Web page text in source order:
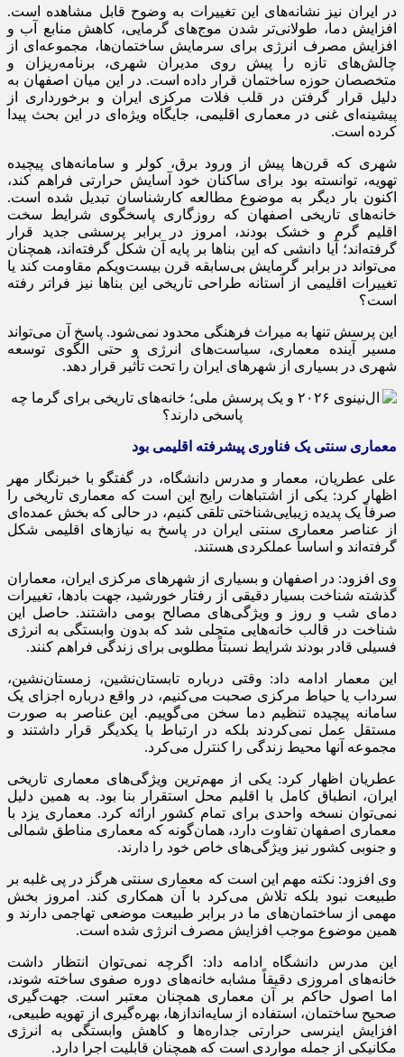
در ایران نیز نشانه‌های این تغییرات به وضوح قابل مشاهده است.
افزایش دما، طولانی‌تر شدن موج‌های گرمایی، کاهش منابع آب و
افزایش مصرف انرژی برای سرمایش ساختمان‌ها، مجموعه‌ای از
چالش‌های تازه را پیش روی مدیران شهری، برنامه‌ریزان و
متخصصان حوزه ساختمان قرار داده است. در این میان اصفهان به
دلیل قرار گرفتن در قلب فلات مرکزی ایران و برخورداری از
پیشینه‌ای غنی در معماری اقلیمی، جایگاه ویژه‌ای در این بحث پیدا
کرده است.
شهری که قرن‌ها پیش از ورود برق، کولر و سامانه‌های پیچیده
تهویه، توانسته بود برای ساکنان خود آسایش حرارتی فراهم کند،
اکنون بار دیگر به موضوع مطالعه کارشناسان تبدیل شده است.
خانه‌های تاریخی اصفهان که روزگاری پاسخگوی شرایط سخت
اقلیم گرم و خشک بودند، امروز در برابر پرسشی جدید قرار
گرفته‌اند؛ آیا دانشی که این بناها بر پایه آن شکل گرفته‌اند، همچنان
می‌تواند در برابر گرمایش بی‌سابقه قرن بیست‌ویکم مقاومت کند یا
تغییرات اقلیمی از آستانه طراحی تاریخی این بناها نیز فراتر رفته
است؟
این پرسش تنها به میراث فرهنگی محدود نمی‌شود. پاسخ آن می‌تواند
مسیر آینده معماری، سیاست‌های انرژی و حتی الگوی توسعه
شهری در بسیاری از شهرهای ایران را تحت تأثیر قرار دهد.
معماری سنتی یک فناوری پیشرفته اقلیمی بود
علی عطریان، معمار و مدرس دانشگاه، در گفتگو با خبرنگار مهر
اظهار کرد: یکی از اشتباهات رایج این است که معماری تاریخی را
صرفاً یک پدیده زیبایی‌شناختی تلقی کنیم، در حالی که بخش عمده‌ای
از عناصر معماری سنتی ایران در پاسخ به نیازهای اقلیمی شکل
گرفته‌اند و اساساً عملکردی هستند.
وی افزود: در اصفهان و بسیاری از شهرهای مرکزی ایران، معماران
گذشته شناخت بسیار دقیقی از رفتار خورشید، جهت بادها، تغییرات
دمای شب و روز و ویژگی‌های مصالح بومی داشتند. حاصل این
شناخت در قالب خانه‌هایی متجلی شد که بدون وابستگی به انرژی
فسیلی قادر بودند شرایط نسبتاً مطلوبی برای زندگی فراهم کنند.
این معمار ادامه داد: وقتی درباره تابستان‌نشین، زمستان‌نشین،
سرداب یا حیاط مرکزی صحبت می‌کنیم، در واقع درباره اجزای یک
سامانه پیچیده تنظیم دما سخن می‌گوییم. این عناصر به صورت
مستقل عمل نمی‌کردند بلکه در ارتباط با یکدیگر قرار داشتند و
مجموعه آنها محیط زندگی را کنترل می‌کرد.
عطریان اظهار کرد: یکی از مهم‌ترین ویژگی‌های معماری تاریخی
ایران، انطباق کامل با اقلیم محل استقرار بنا بود. به همین دلیل
نمی‌توان نسخه واحدی برای تمام کشور ارائه کرد. معماری یزد با
معماری اصفهان تفاوت دارد، همان‌گونه که معماری مناطق شمالی
و جنوبی کشور نیز ویژگی‌های خاص خود را دارند.
وی افزود: نکته مهم این است که معماری سنتی هرگز در پی غلبه بر
طبیعت نبود بلکه تلاش می‌کرد با آن همکاری کند. امروز بخش
مهمی از ساختمان‌های ما در برابر طبیعت موضعی تهاجمی دارند و
همین موضوع موجب افزایش مصرف انرژی شده است.
این مدرس دانشگاه ادامه داد: اگرچه نمی‌توان انتظار داشت
خانه‌های امروزی دقیقاً مشابه خانه‌های دوره صفوی ساخته شوند،
اما اصول حاکم بر آن معماری همچنان معتبر است. جهت‌گیری
صحیح ساختمان، استفاده از سایه‌اندازها، بهره‌گیری از تهویه طبیعی،
افزایش اینرسی حرارتی جداره‌ها و کاهش وابستگی به انرژی
مکانیکی از جمله مواردی است که همچنان قابلیت اجرا دارد.